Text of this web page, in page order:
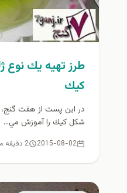
طرز تهيه يك
كيك
در اين پست از هفت
شكل كيك را آموزش مي...
2015-08-02 2 دقیقه مطالعه